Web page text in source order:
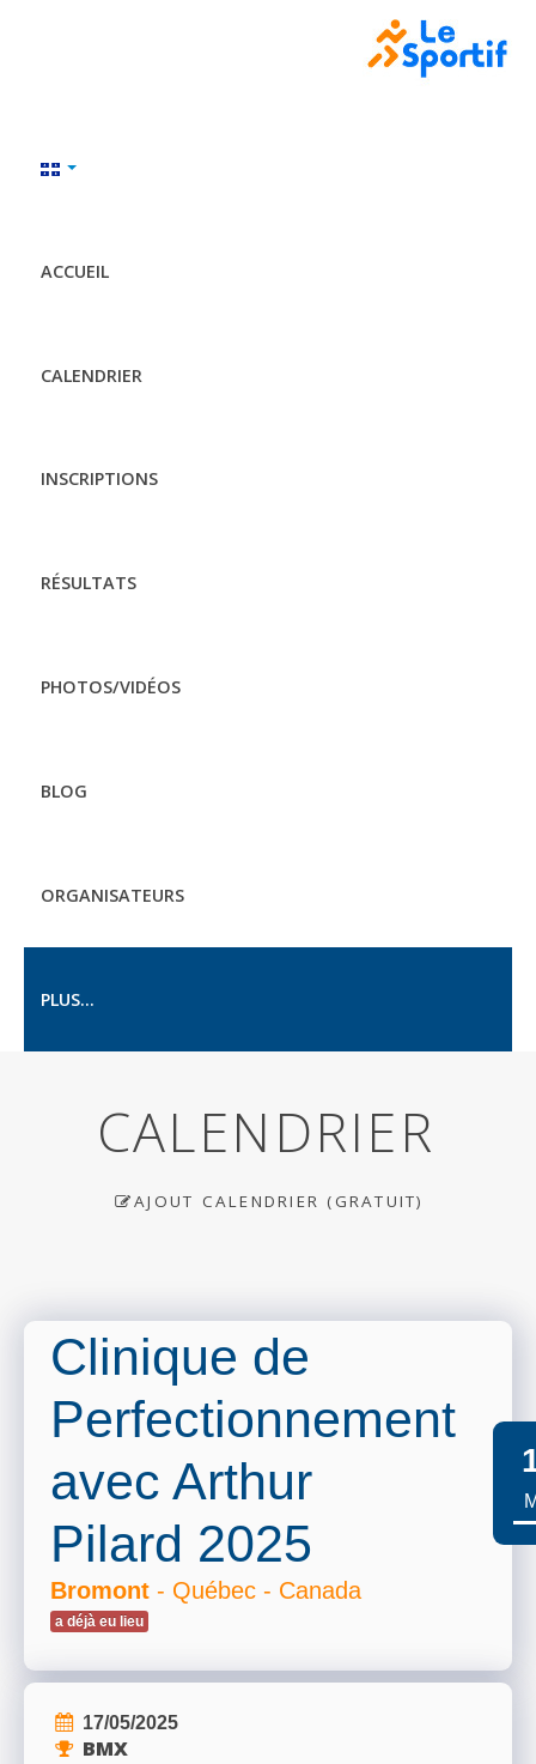
ACCUEIL
CALENDRIER
INSCRIPTIONS
RÉSULTATS
PHOTOS/VIDÉOS
BLOG
ORGANISATEURS
PLUS...
CALENDRIER
AJOUT CALENDRIER (GRATUIT)
Clinique de
Perfectionnement
avec Arthur
Pilard 2025
Bromont - Québec - Canada
a déjà eu lieu
17/05/2025
BMX